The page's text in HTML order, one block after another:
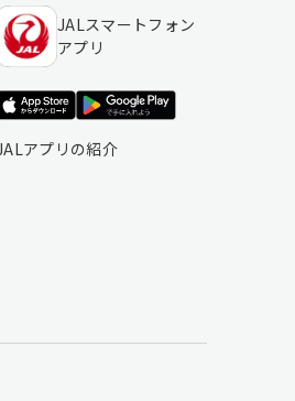
JALスマートフォン
アプリ
アプリの紹介